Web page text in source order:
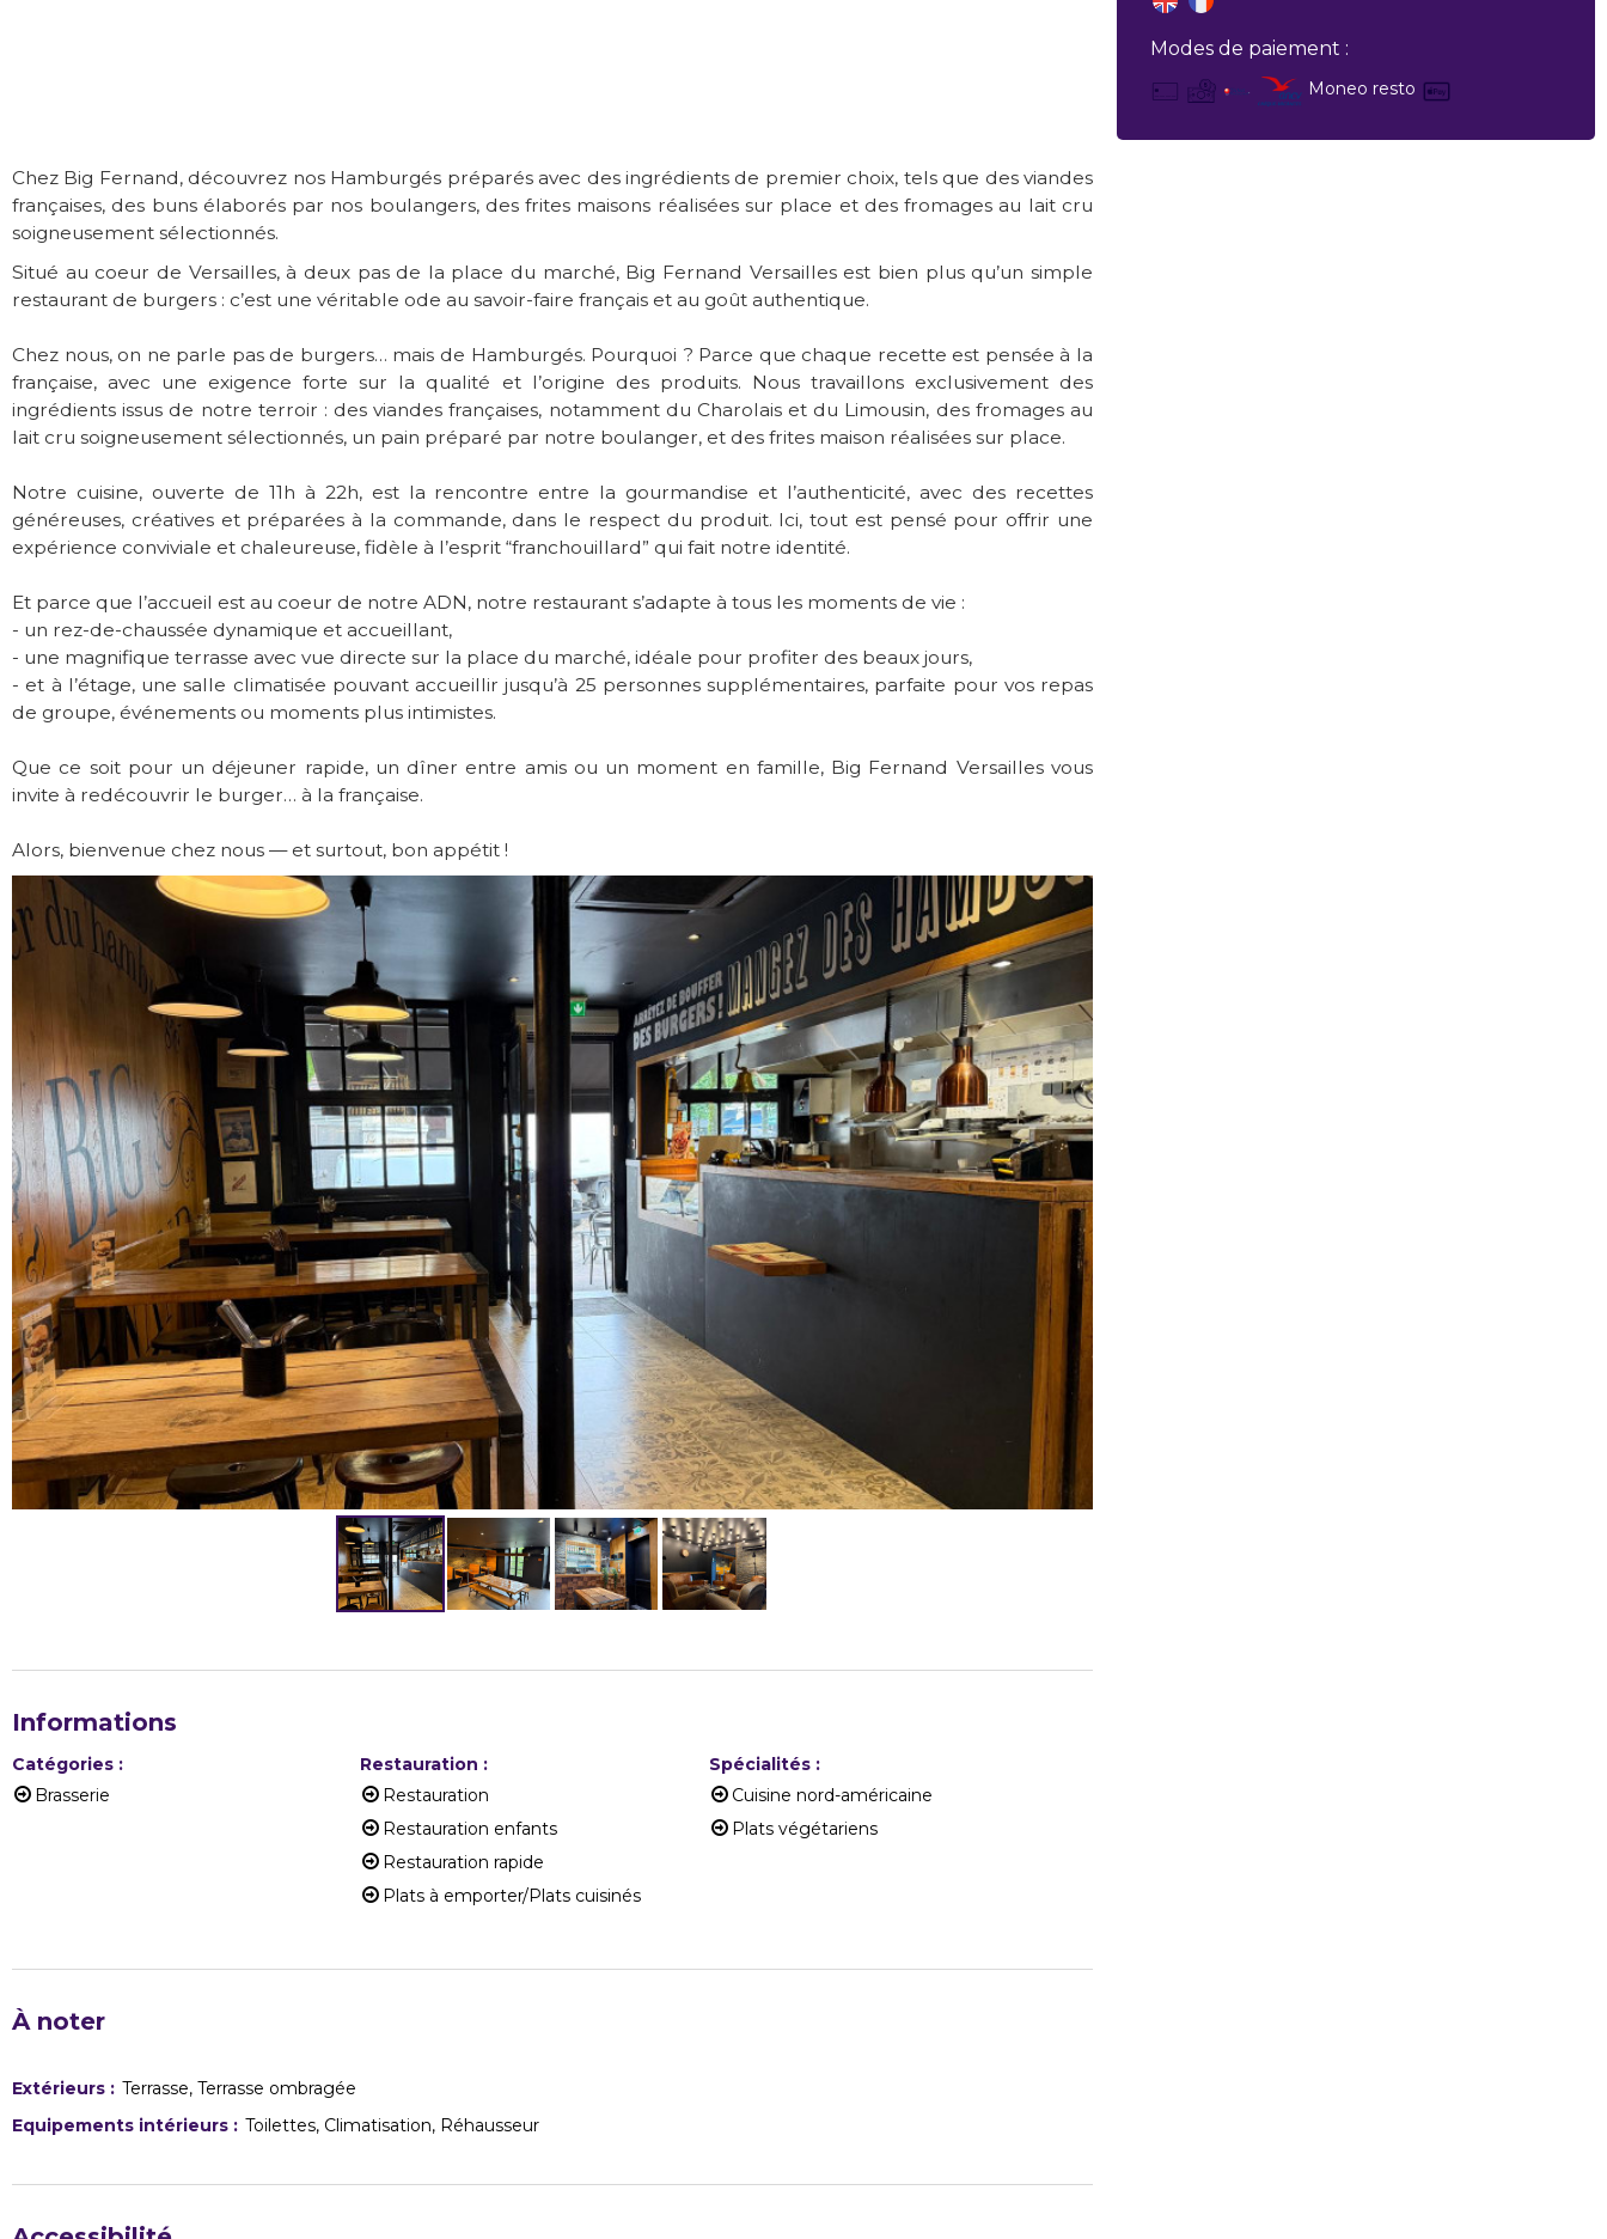
Modes de paiement :
Moneo resto
Chez Big Fernand, découvrez nos Hamburgés préparés avec des ingrédients de premier choix, tels que des viandes
françaises, des buns élaborés par nos boulangers, des frites maisons réalisées sur place et des fromages au lait cru
soigneusement sélectionnés.
Situé au coeur de Versailles, à deux pas de la place du marché, Big Fernand Versailles est bien plus qu’un simple
restaurant de burgers : c’est une véritable ode au savoir-faire français et au goût authentique.
Chez nous, on ne parle pas de burgers… mais de Hamburgés. Pourquoi ? Parce que chaque recette est pensée à la
française, avec une exigence forte sur la qualité et l’origine des produits. Nous travaillons exclusivement des
ingrédients issus de notre terroir : des viandes françaises, notamment du Charolais et du Limousin, des fromages au
lait cru soigneusement sélectionnés, un pain préparé par notre boulanger, et des frites maison réalisées sur place.
Notre cuisine, ouverte de 11h à 22h, est la rencontre entre la gourmandise et l’authenticité, avec des recettes
généreuses, créatives et préparées à la commande, dans le respect du produit. Ici, tout est pensé pour offrir une
expérience conviviale et chaleureuse, fidèle à l’esprit “franchouillard” qui fait notre identité.
Et parce que l’accueil est au coeur de notre ADN, notre restaurant s’adapte à tous les moments de vie :
- un rez-de-chaussée dynamique et accueillant,
- une magnifique terrasse avec vue directe sur la place du marché, idéale pour profiter des beaux jours,
- et à l’étage, une salle climatisée pouvant accueillir jusqu’à 25 personnes supplémentaires, parfaite pour vos repas
de groupe, événements ou moments plus intimistes.
Que ce soit pour un déjeuner rapide, un dîner entre amis ou un moment en famille, Big Fernand Versailles vous
invite à redécouvrir le burger… à la française.
Alors, bienvenue chez nous — et surtout, bon appétit !
Informations
Catégories :
Brasserie
Restauration :
Restauration
Restauration enfants
Restauration rapide
Plats à emporter/Plats cuisinés
Spécialités :
Cuisine nord-américaine
Plats végétariens
À noter
Extérieurs : Terrasse Terrasse ombragée
Equipements intérieurs : Toilettes Climatisation Réhausseur